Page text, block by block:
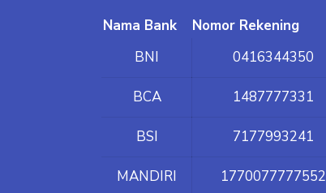
Nama Bank
Nomor Rekening
BNI
0416344350
BCA 1487777331
BSI 7177993241
MANDIRI 1770077777552